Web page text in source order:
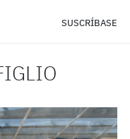
SUSCRÍBASE